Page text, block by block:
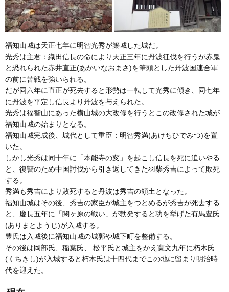
福知山城は天正七年に明智光秀が築城した城だ。
光秀は主君：織田信長の命により天正三年に丹波征伐を行うが赤鬼
と恐れられた赤井直正(あかいなおまさ)を筆頭とした丹波国連合軍
の前に苦戦を強いられる。
だが同六年に直正が死去すると形勢は一転して光秀に傾き、同七年
に丹波を平定し信長より丹波を与えられた。
光秀は福智山にあった横山城の大改修を行うとこの改修された城が
福知山城の始まりとなる。
福知山城完成後、城代として重臣：明智秀満(あけちひでみつ)を置
いた。
しかし光秀は同十年に「本能寺の変」を起こし信長を死に追いやる
と、復讐のため中国討伐から引き返してきた羽柴秀吉によって敗死
する。
秀満も秀吉により敗死すると丹波は秀吉の領土となった。
福知山城はその後、秀吉の家臣が城主をつとめるが秀吉が死去する
と、慶長五年に「関ヶ原の戦い」が勃発すると功を挙げた有馬豊氏
(ありまとようじ)が入城する。
豊氏は入城後に福知山城の城郭や城下町を整備する。
その後は岡部氏、稲葉氏、 松平氏と城主をかえ寛文九年に朽木氏
(くちきし)が入城すると朽木氏は十四代までこの地に留まり明治時
代を迎えた。